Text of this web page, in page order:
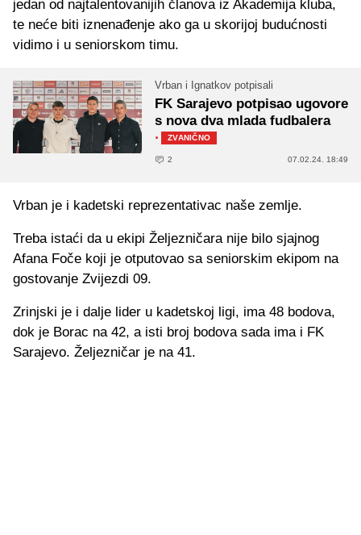
jedan od najtalentovanijih članova iz Akademija kluba,
te neće biti iznenađenje ako ga u skorijoj budućnosti
vidimo i u seniorskom timu.
Vrban i Ignatkov potpisali
FK Sarajevo potpisao ugovore
s nova dva mlada fudbalera
· ZVANIČNO
2 07.02.24. 18:49
Vrban je i kadetski reprezentativac naše zemlje.
Treba istaći da u ekipi Željezničara nije bilo sjajnog
Afana Foče koji je otputovao sa seniorskim ekipom na
gostovanje Zvijezdi 09.
Zrinjski je i dalje lider u kadetskoj ligi, ima 48 bodova,
dok je Borac na 42, a isti broj bodova sada ima i FK
Sarajevo. Željezničar je na 41.